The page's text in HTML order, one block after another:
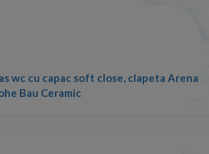
wc cu capac soft close, clapeta Arena
Bau Ceramic